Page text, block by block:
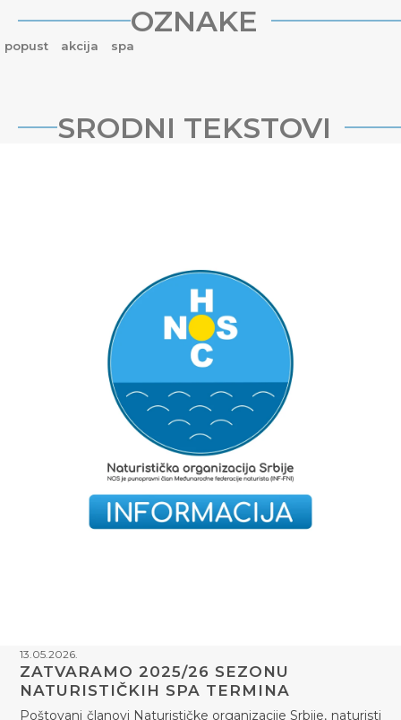
OZNAKE
popust akcija spa
SRODNI TEKSTOVI
13.05.2026.
ZATVARAMO 2025/26 SEZONU
NATURISTIČKIH SPA TERMINA
Poštovani članovi Naturističke organizacije Srbije, naturisti